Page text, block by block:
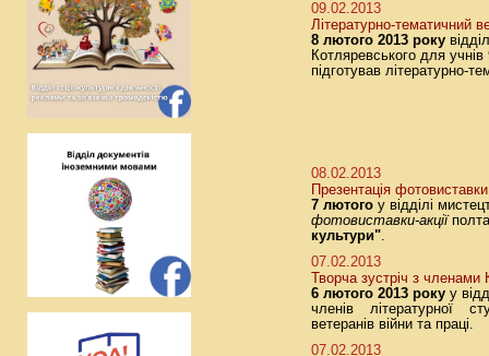
09.02.2013
Літературно-тематичний
8 лютого 2013 року
Котляревського для
підготував літературно-
08.02.2013
Презентація
7 лютого у відділі
фотовиставки-акції
культури".
07.02.2013
Творча зустріч з членами
6 лютого 2013 року у
членів літературної
ветеранів війни та праці.
07.02.2013